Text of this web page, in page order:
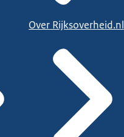
Over Rijksoverheid.nl